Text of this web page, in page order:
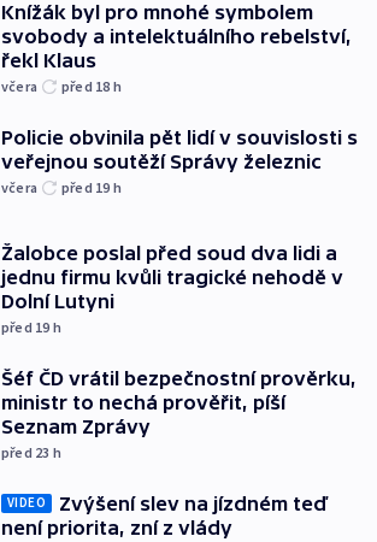
Knížák byl pro mnohé symbolem
svobody a intelektuálního rebelství,
řekl Klaus
včera před 18 h
Policie obvinila pět lidí v souvislosti s
veřejnou soutěží Správy železnic
včera před 19 h
Žalobce poslal před soud dva lidi a
jednu firmu kvůli tragické nehodě v
Dolní Lutyni
před 19 h
Šéf ČD vrátil bezpečnostní prověrku,
ministr to nechá prověřit, píší
Seznam Zprávy
před 23 h
VIDEO
Zvýšení slev na jízdném teď
není priorita, zní z vlády